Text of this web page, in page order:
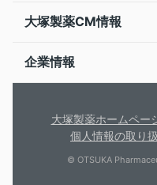
大塚製薬CM情報
企業情報
大塚製薬ホームペー
個人情報の取り
© OTSUKA